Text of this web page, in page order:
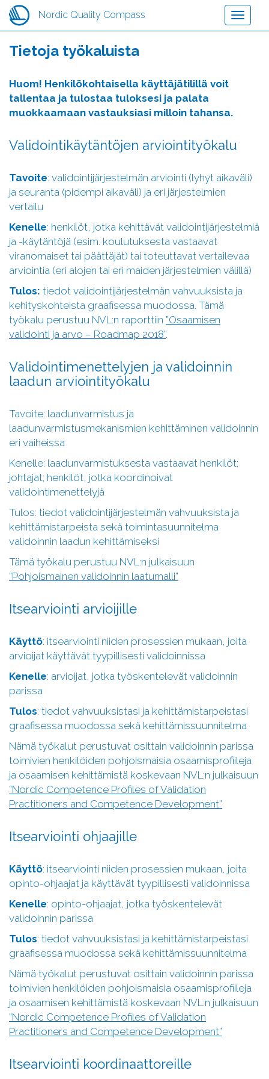
Hyppää
pääsisältöönNordic Quality Compass
Toggle
Tietoja työkaluista
Huom! Henkilökohtaisella käyttäjätilillä voit
tallentaa ja tulostaa tuloksesi ja palata
muokkaamaan vastauksiasi milloin tahansa.
Validointikäytäntöjen arviointityökalu
Tavoite: validointijärjestelmän arviointi (lyhyt aikaväli)
ja seuranta (pidempi aikaväli) ja eri järjestelmien
vertailu
Kenelle: henkilöt, jotka kehittävät validointijärjestelmiä
ja -käytäntöjä (esim. koulutuksesta vastaavat
viranomaiset tai päättäjät) tai toteuttavat vertailevaa
arviointia (eri alojen tai eri maiden järjestelmien välillä)
Tulos: tiedot validointijärjestelmän vahvuuksista ja
kehityskohteista graafisessa muodossa. Tämä
työkalu perustuu NVL:n raporttiin ”Osaamisen
validointi ja arvo – Roadmap 2018”.
Validointimenettelyjen ja validoinnin
laadun arviointityökalu
Tavoite: laadunvarmistus ja
laadunvarmistusmekanismien kehittäminen validoinnin
eri vaiheissa
Kenelle: laadunvarmistuksesta vastaavat henkilöt;
johtajat; henkilöt, jotka koordinoivat
validointimenettelyjä
Tulos: tiedot validointijärjestelmän vahvuuksista ja
kehittämistarpeista sekä toimintasuunnitelma
validoinnin laadun kehittämiseksi
Tämä työkalu perustuu NVL:n julkaisuun
”Pohjoismainen validoinnin laatumalli”
Itsearviointi arvioijille
Käyttö: itsearviointi niiden prosessien mukaan, joita
arvioijat käyttävät tyypillisesti validoinnissa
Kenelle: arvioijat, jotka työskentelevät validoinnin
parissa
Tulos: tiedot vahvuuksistasi ja kehittämistarpeistasi
graafisessa muodossa sekä kehittämissuunnitelma
Nämä työkalut perustuvat osittain validoinnin parissa
toimivien henkilöiden pohjoismaisia osaamisprofiileja
ja osaamisen kehittämistä koskevaan NVL:n julkaisuun
”Nordic Competence Profiles of Validation
Practitioners and Competence Development”
Itsearviointi ohjaajille
Käyttö: itsearviointi niiden prosessien mukaan, joita
opinto-ohjaajat ja käyttävät tyypillisesti validoinnissa
Kenelle: opinto-ohjaajat, jotka työskentelevät
validoinnin parissa
Tulos: tiedot vahvuuksistasi ja kehittämistarpeistasi
graafisessa muodossa sekä kehittämissuunnitelma
Nämä työkalut perustuvat osittain validoinnin parissa
toimivien henkilöiden pohjoismaisia osaamisprofiileja
ja osaamisen kehittämistä koskevaan NVL:n julkaisuun
”Nordic Competence Profiles of Validation
Practitioners and Competence Development”
Itsearviointi koordinaattoreille